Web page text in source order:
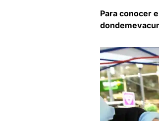
Para conocer